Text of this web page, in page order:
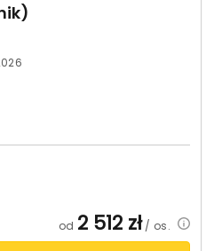
od 2 512 zł/ os.